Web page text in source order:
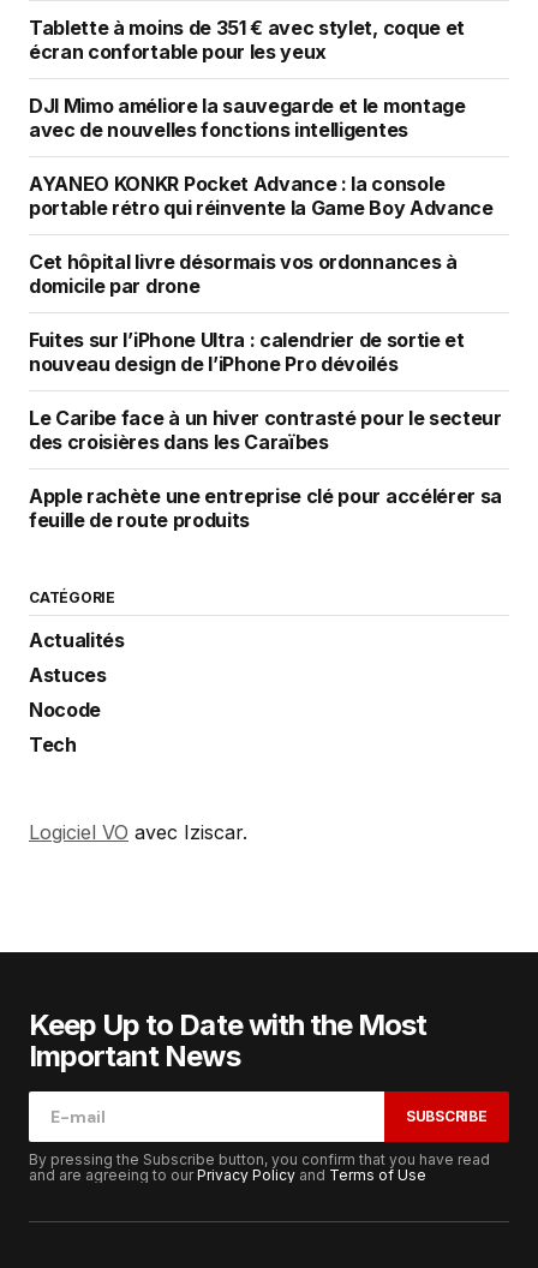
Tablette à moins de 351 € avec stylet, coque et
écran confortable pour les yeux
DJI Mimo améliore la sauvegarde et le montage
avec de nouvelles fonctions intelligentes
AYANEO KONKR Pocket Advance : la console
portable rétro qui réinvente la Game Boy Advance
Cet hôpital livre désormais vos ordonnances à
domicile par drone
Fuites sur l’iPhone Ultra : calendrier de sortie et
nouveau design de l’iPhone Pro dévoilés
Le Caribe face à un hiver contrasté pour le secteur
des croisières dans les Caraïbes
Apple rachète une entreprise clé pour accélérer sa
feuille de route produits
CATÉGORIE
Actualités
Astuces
Nocode
Tech
Logiciel VO avec Iziscar.
Keep Up to Date with the Most
Important News
SUBSCRIBE
By pressing the Subscribe button, you confirm that you have read
and are agreeing to ourPrivacy Policy and Terms of Use